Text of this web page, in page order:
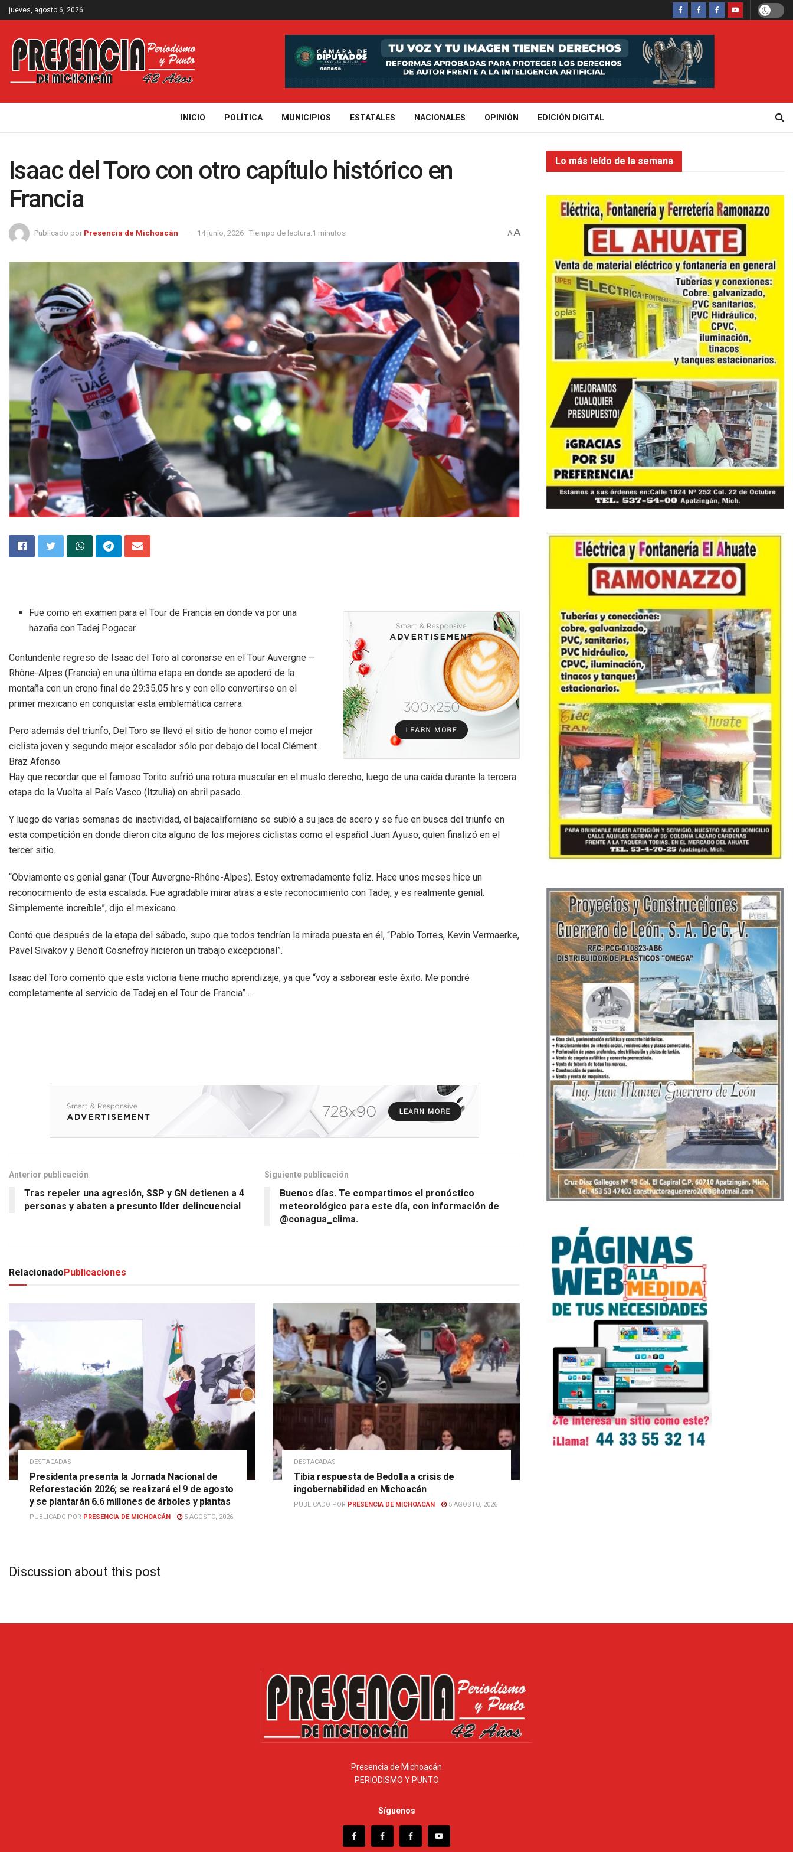
jueves, agosto 6, 2026
INICIO POLÍTICA MUNICIPIOS ESTATALES NACIONALES OPINIÓN EDICIÓN DIGITAL
Isaac del Toro con otro capítulo histórico en
Francia
Publicado por Presencia de Michoacán 14 junio, 2026 Tiempo de lectura:1 minutos AA
Fue como en examen para el Tour de Francia en donde va por una
hazaña con Tadej Pogacar.
Contundente regreso de Isaac del Toro al coronarse en el Tour Auvergne –
Rhône-Alpes (Francia) en una última etapa en donde se apoderó de la
montaña con un crono final de 29:35.05 hrs y con ello convertirse en el
primer mexicano en conquistar esta emblemática carrera.
Pero además del triunfo, Del Toro se llevó el sitio de honor como el mejor
ciclista joven y segundo mejor escalador sólo por debajo del local Clément
Braz Afonso.
Hay que recordar que el famoso Torito sufrió una rotura muscular en el muslo derecho, luego de una caída durante la tercera
etapa de la Vuelta al País Vasco (Itzulia) en abril pasado.
Y luego de varias semanas de inactividad, el bajacaliforniano se subió a su jaca de acero y se fue en busca del triunfo en
esta competición en donde dieron cita alguno de los mejores ciclistas como el español Juan Ayuso, quien finalizó en el
tercer sitio.
“Obviamente es genial ganar (Tour Auvergne-Rhône-Alpes). Estoy extremadamente feliz. Hace unos meses hice un
reconocimiento de esta escalada. Fue agradable mirar atrás a este reconocimiento con Tadej, y es realmente genial.
Simplemente increíble”, dijo el mexicano.
Contó que después de la etapa del sábado, supo que todos tendrían la mirada puesta en él, “Pablo Torres, Kevin Vermaerke,
Pavel Sivakov y Benoît Cosnefroy hicieron un trabajo excepcional”.
Isaac del Toro comentó que esta victoria tiene mucho aprendizaje, ya que “voy a saborear este éxito. Me pondré
completamente al servicio de Tadej en el Tour de Francia” …
Anterior publicación
Tras repeler una agresión, SSP y GN detienen a 4
personas y abaten a presunto líder delincuencial
Siguiente publicación
Buenos días. Te compartimos el pronóstico
meteorológico para este día, con información de
@conagua_clima.
RelacionadoPublicaciones
DESTACADAS
Presidenta presenta la Jornada Nacional de
Reforestación 2026; se realizará el 9 de agosto
y se plantarán 6.6 millones de árboles y plantas
PUBLICADO POR PRESENCIA DE MICHOACÁN 5 AGOSTO, 2026
DESTACADAS
Tibia respuesta de Bedolla a crisis de
ingobernabilidad en Michoacán
PUBLICADO POR PRESENCIA DE MICHOACÁN 5 AGOSTO, 2026
Discussion about this post
Lo más leído de la semana
Presencia de Michoacán
PERIODISMO Y PUNTO
Síguenos